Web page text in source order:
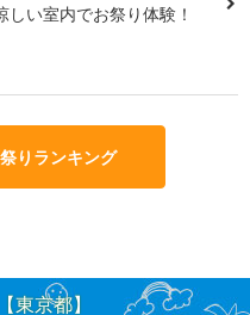
しい室内でお祭り体験！
りランキング
東京都】